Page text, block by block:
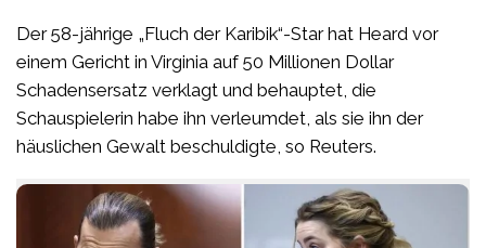
Der 58-jährige „Fluch der Karibik“-Star hat Heard vor
einem Gericht in Virginia auf 50 Millionen Dollar
Schadensersatz verklagt und behauptet, die
Schauspielerin habe ihn verleumdet, als sie ihn der
häuslichen Gewalt beschuldigte, so Reuters.